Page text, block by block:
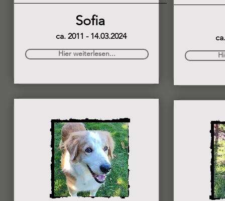
Sofia
ca. 2011 - 14.03.2024
Hier weiterlesen...